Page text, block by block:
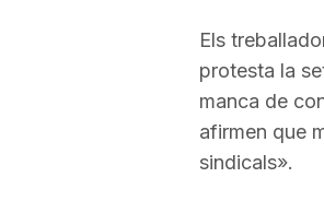
Els
protesta la
manca de
afirmen que
sindicals».